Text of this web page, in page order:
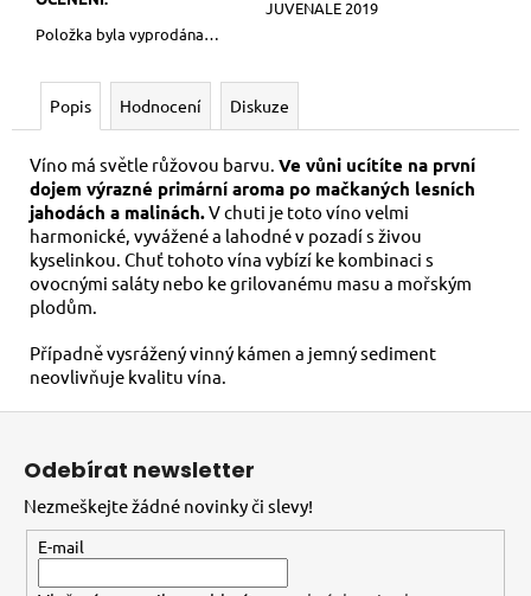
JUVENALE 2019
Položka byla vyprodána…
Popis Hodnocení Diskuze
Víno má světle růžovou barvu. Ve vůni ucítíte na první
dojem výrazné primární aroma po mačkaných lesních
jahodách a malinách.V chuti je toto víno velmi
harmonické, vyvážené a lahodné v pozadí s živou
kyselinkou. Chuť tohoto vína vybízí ke kombinaci s
ovocnými saláty nebo ke grilovanému masu a mořským
plodům.
Případně vysrážený vinný kámen a jemný sediment
neovlivňuje kvalitu vína.
Z
Odebírat newsletter
Nezmeškejte žádné novinky či slevy!
E-mail